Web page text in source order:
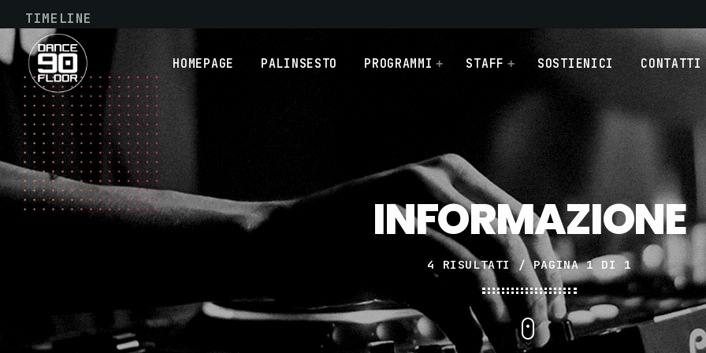
TIMELINE
HOMEPAGE PALINSESTO PROGRAMMI STAFF SOSTIENICI CONTATTI
INFORMAZIONE
4 RISULTATI / PAGINA 1 DI 1